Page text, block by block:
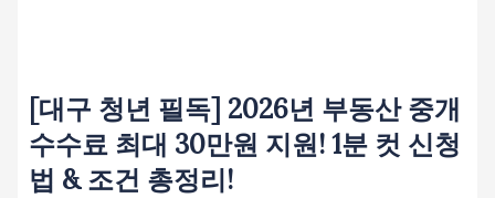
[대구 청년 필독] 2026년 부동산 중개
수수료 최대 30만원 지원! 1분 컷 신청
법 & 조건 총정리!